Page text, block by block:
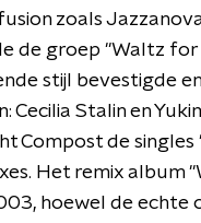
zoals
de groep "Waltz for
stijl bevestigde
Cecilia Stalin en
Compost de
Het remix album
hoewel de echte